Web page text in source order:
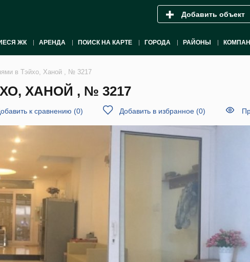
Добавить объект
ЖК АРЕНДА ПОИСК НА КАРТЕ ГОРОДА РАЙОНЫ
в Тэйхо, Ханой , № 3217
ХАНОЙ , № 3217
к сравнению (0) Добавить в избранное (0)